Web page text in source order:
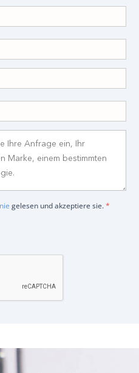
gelesen und akzeptiere sie.*